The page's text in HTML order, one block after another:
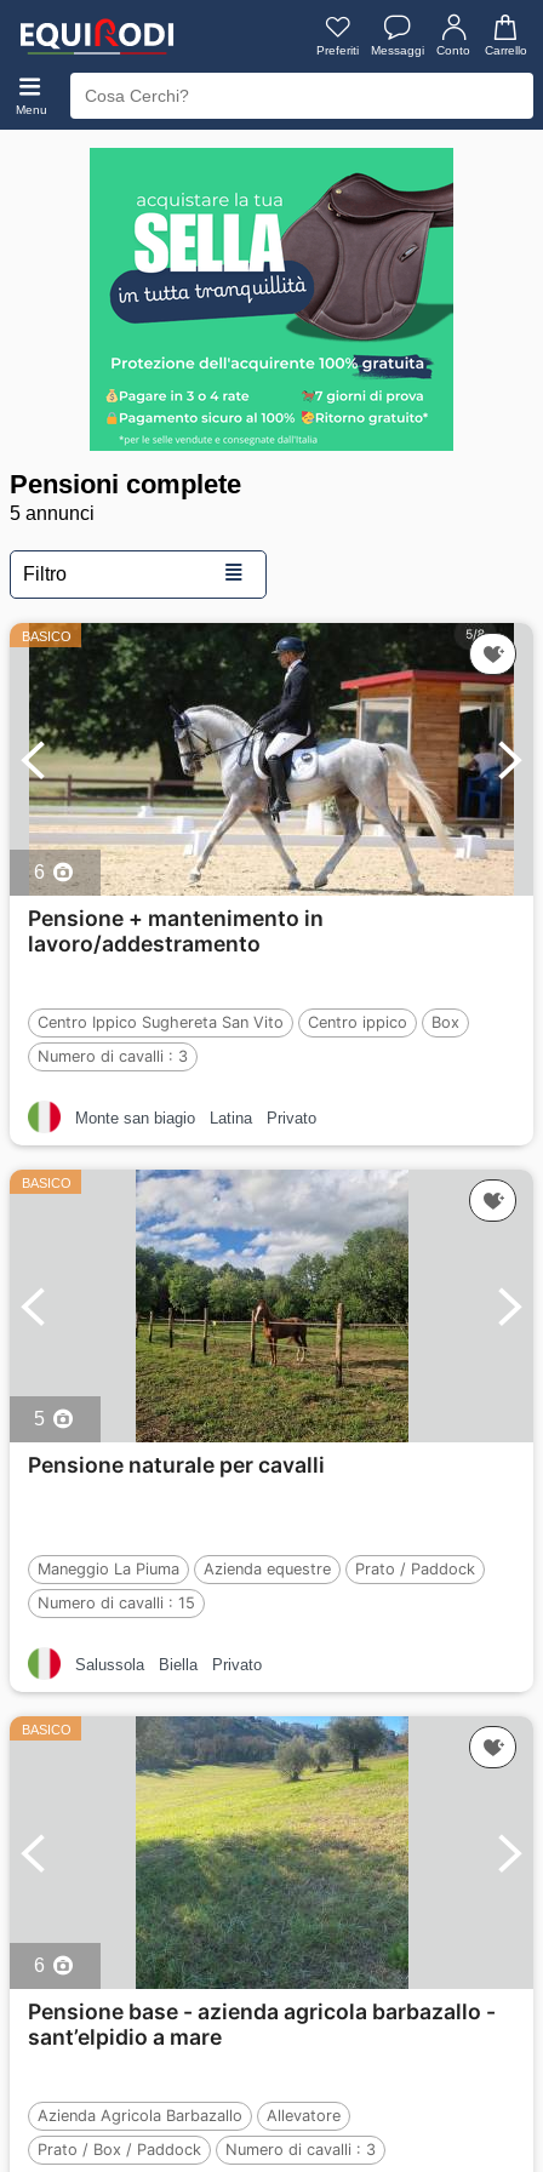
Preferiti Messaggi Conto Carrello
Menu
Pensioni complete
5 annunci
Filtro ≣
BASICO
6
Pensione + mantenimento in
lavoro/addestramento
Centro Ippico Sughereta San Vito Centro ippico
Box
Numero di cavalli : 3
Monte san biagio Latina Privato
BASICO
5
Pensione naturale per cavalli
Maneggio La Piuma Azienda equestre
Prato / Paddock
Numero di cavalli : 15
Salussola Biella Privato
BASICO
6
Pensione base - azienda agricola barbazallo -
sant’elpidio a mare
Azienda Agricola Barbazallo
Allevatore
Prato / Box / Paddock
Numero di cavalli : 3